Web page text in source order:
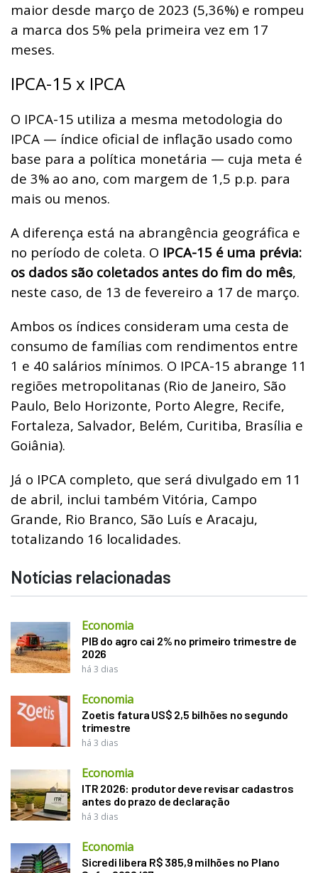
maior desde março de 2023 (5,36%) e rompeu
a marca dos 5% pela primeira vez em 17
meses.
IPCA-15 x IPCA
O IPCA-15 utiliza a mesma metodologia do
IPCA — índice oficial de inflação usado como
base para a política monetária — cuja meta é
de 3% ao ano, com margem de 1,5 p.p. para
mais ou menos.
A diferença está na abrangência geográfica e
no período de coleta. O IPCA-15 é uma prévia:
os dados são coletados antes do fim do mês,
neste caso, de 13 de fevereiro a 17 de março.
Ambos os índices consideram uma cesta de
consumo de famílias com rendimentos entre
1 e 40 salários mínimos. O IPCA-15 abrange 11
regiões metropolitanas (Rio de Janeiro, São
Paulo, Belo Horizonte, Porto Alegre, Recife,
Fortaleza, Salvador, Belém, Curitiba, Brasília e
Goiânia).
Já o IPCA completo, que será divulgado em 11
de abril, inclui também Vitória, Campo
Grande, Rio Branco, São Luís e Aracaju,
totalizando 16 localidades.
Notícias relacionadas
Economia
PIB do agro cai 2% no primeiro trimestre de
2026
há 3 dias
Economia
Zoetis fatura US$ 2,5 bilhões no segundo
trimestre
há 3 dias
Economia
ITR 2026: produtor deve revisar cadastros
antes do prazo de declaração
há 3 dias
Economia
Sicredi libera R$ 385,9 milhões no Plano